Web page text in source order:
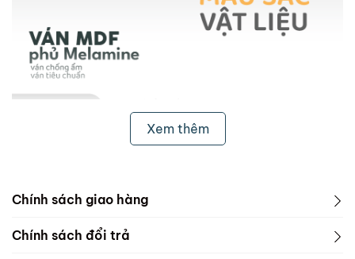
Xem thêm
Chính sách giao hàng
1. Freeship & Lắp đặt cho khách hàng các tỉnh thành
Chính sách đổi trả